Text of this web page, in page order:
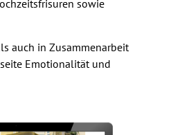
sowie
auch in Zusammenarbeit
Emotionalität und